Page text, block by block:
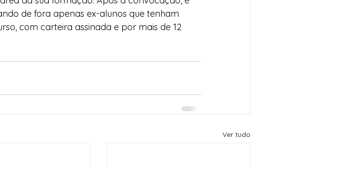
de fora apenas ex-alunos que tenham
com carteira assinada e por mais de 12
Ver tudo